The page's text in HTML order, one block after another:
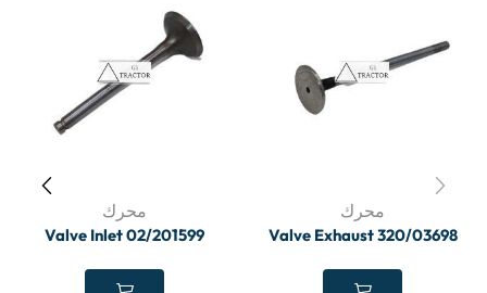
محرك
Valve Exhaust 320/03698
محرك
Valve Inlet 02/201599